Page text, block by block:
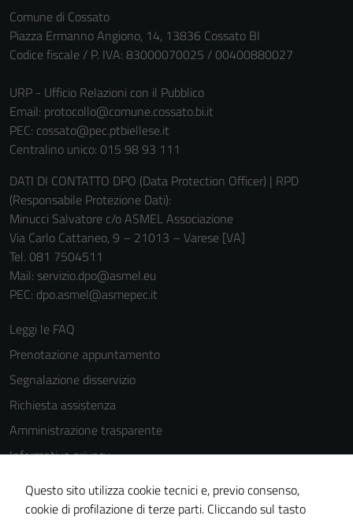
Comune di Cossato
Piazza Ermanno Angiono, 14, 13836 Cossato BI
Codice fiscale / P. IVA: 83000070025 / 00400880027
URP - Ufficio Relazioni con il Pubblico
Email: protocollo@comune.cossato.bi.it
PEC: cossato@pec.ptbiellese.it
Centralino unico: 015 98 93 111
DATI DI CONTATTO DPO (Data Protection Officer) | RPD
(Responsabile Protezione Dati):
Minucci Salvatore c/o ASMEL Associazione
Via Carlo Cattaneo, 9 – 21013 – Varese [VA]
Tel. 081 7504511
Mail: servizio.dpo@asmel.eu
PEC: dpo.asmel@asmepec.it
Leggi le FAQ
Prenotazione appuntamento
Segnalazione disservizio
Richiesta assistenza
Amministrazione trasparente
Informativa privacy
Cookie Policy
Note legali
Questo sito utilizza cookie tecnici e, previo consenso,
cookie di profilazione di terze parti. Cliccando sul tasto